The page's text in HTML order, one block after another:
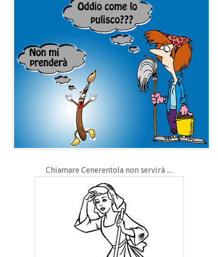
Chiamare Cenerentola non servirà ....